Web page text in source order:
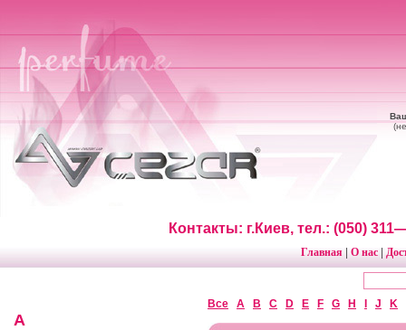
Контакты: г.Киев, тел.: (050)
Главная О нас
A
Все A B C D E F G H J K